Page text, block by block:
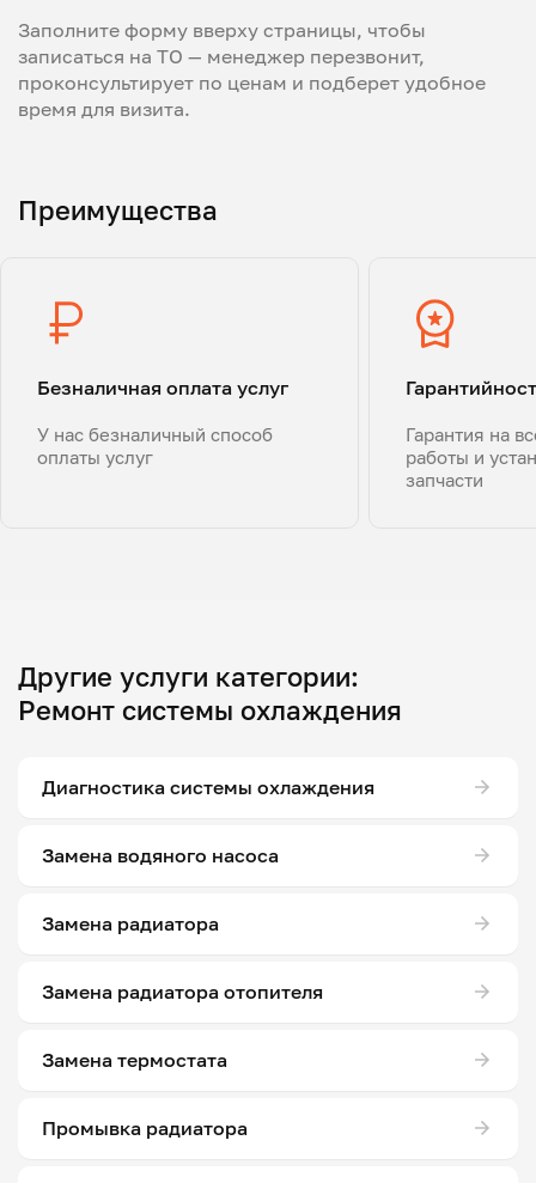
Заполните форму вверху страницы, чтобы
записаться на ТО — менеджер перезвонит,
проконсультирует по ценам и подберет удобное
время для визита.
Преимущества
Безналичная оплата услуг
У нас безналичный способ
оплаты услуг
Гарантия на
работы и
запчасти
Другие услуги категории:
Ремонт системы охлаждения
Диагностика системы охлаждения
Замена водяного насоса
Замена радиатора
Замена радиатора отопителя
Замена термостата
Промывка радиатора